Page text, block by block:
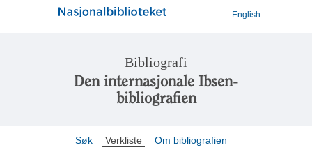
English
Bibliografi
Den internasjonale Ibsen-
bibliografien
Søk Verkliste Om bibliografien